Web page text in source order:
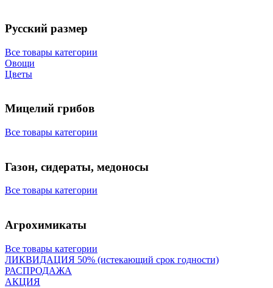
Русский размер
Все товары категории
Овощи
Цветы
Мицелий грибов
Все товары категории
Газон, сидераты, медоносы
Все товары категории
Агрохимикаты
Все товары категории
ЛИКВИДАЦИЯ 50% (истекающий срок годности)
РАСПРОДАЖА
АКЦИЯ